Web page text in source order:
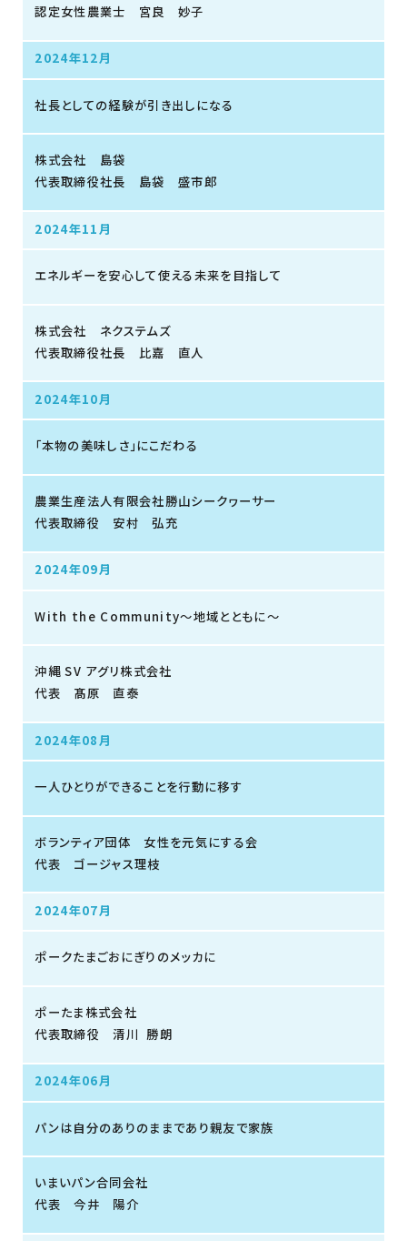
認定女性農業士 宮良 妙子
2024年12月
社長としての経験が引き出しになる
株式会社 島袋
代表取締役社長 島袋 盛市郎
2024年11月
エネルギーを安心して使える未来を目指して
株式会社 ネクステムズ
代表取締役社長 比嘉 直人
2024年10月
「本物の美味しさ」にこだわる
農業生産法人有限会社勝山シークヮーサー
代表取締役 安村 弘充
2024年09月
With the Community～地域とともに～
沖縄 SV アグリ株式会社
代表 髙原 直泰
2024年08月
一人ひとりができることを行動に移す
ボランティア団体 女性を元気にする会
代表 ゴージャス理枝
2024年07月
ポークたまごおにぎりのメッカに
ポーたま株式会社
代表取締役 清川 勝朗
2024年06月
パンは自分のありのままであり親友で家族
いまいパン合同会社
代表 今井 陽介